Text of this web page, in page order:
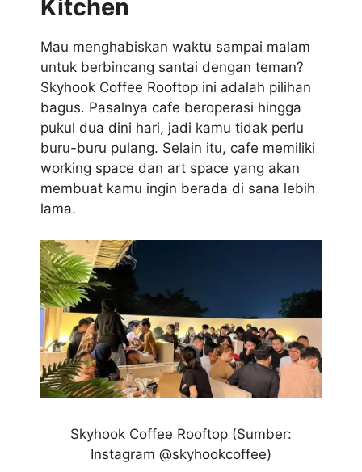
Kitchen
Mau menghabiskan waktu sampai malam
untuk berbincang santai dengan teman?
Skyhook Coffee Rooftop ini adalah pilihan
bagus. Pasalnya cafe beroperasi hingga
pukul dua dini hari, jadi kamu tidak perlu
buru-buru pulang. Selain itu, cafe memiliki
working space dan art space yang akan
membuat kamu ingin berada di sana lebih
lama.
Skyhook Coffee Rooftop (Sumber:
Instagram @skyhookcoffee)